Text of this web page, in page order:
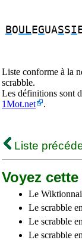
BOUL EGUASSI
Liste conforme à la
scrabble.
Les définitions sont
1Mot.net
.
Liste
Voyez
Le
Le scrabble
Le scrabble
Le scrabble